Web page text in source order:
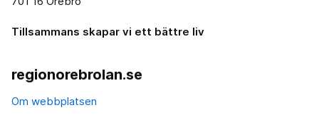
Tillsammans skapar vi ett bättre liv
regionorebrolan.se
Om webbplatsen